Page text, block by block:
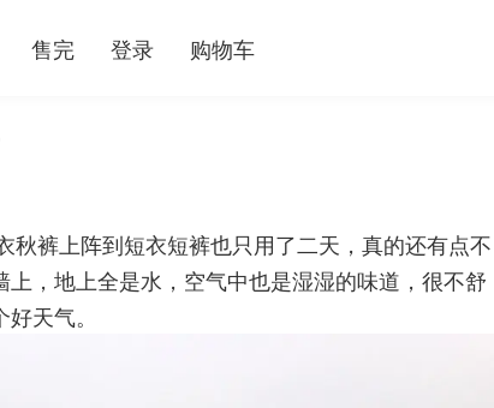
售完 登录 购物车
裤上阵到短衣短裤也只用了二天，真的还有点不
，地上全是水，空气中也是湿湿的味道，很不舒
天气。